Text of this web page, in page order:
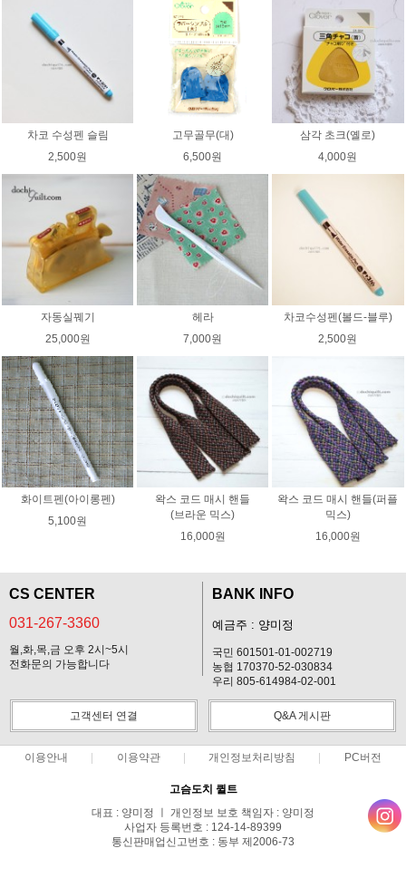
차코 수성펜 슬림
2,500원
고무골무(대)
6,500원
삼각 초크(옐로)
4,000원
자동실꿰기
25,000원
헤라
7,000원
차코수성펜(볼드-블루)
2,500원
화이트펜(아이롱펜)
5,100원
왁스 코드 매시 핸들
(브라운 믹스)
16,000원
왁스 코드 매시 핸들(퍼플
믹스)
16,000원
CS CENTER
031-267-3360
월,화,목,금 오후 2시~5시
전화문의 가능합니다
BANK INFO
예금주 : 양미정
국민 601501-01-002719
농협 170370-52-030834
우리 805-614984-02-001
고객센터 연결 Q&A 게시판
이용안내 이용약관 개인정보처리방침 PC버전
고슴도치 퀼트
대표 : 양미정 ㅣ 개인정보 보호 책임자 : 양미정
사업자 등록번호 : 124-14-89399
통신판매업신고번호 : 동부 제2006-73